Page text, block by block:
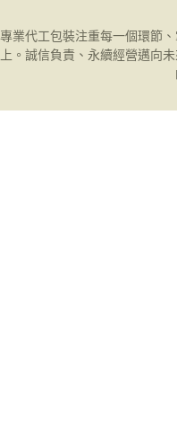
專業代工包裝注重每一個環節
上。誠信負責、永續經營邁向未